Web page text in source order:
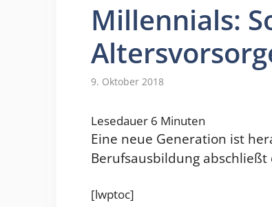
Millennials:
9. Oktober 2018
Lesedauer 6 Minuten
Eine neue Generation ist
Berufsausbildung
[lwptoc]